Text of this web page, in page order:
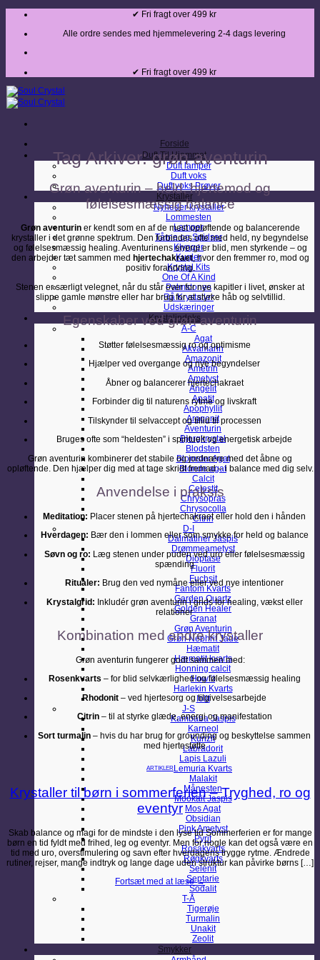
Fortsæt
indhold
✔ Fri fragt over 499 kr
Alle ordre sendes med hjemmelevering 2-4 dags levering
✔ Fri fragt over 499 kr
Forside
Duft Til Hjemmet
Duft lamper
Duft voks
Duft voks Prøver
Krystaller
Nyheder krystaller
Lommesten
Lamper
Tårne og Spidser
Klynger
Kugler
Krystal Kits
One Of A Kind
Palmstones
Rå Krystaller
Udskæringer
Krystalindeks
A-C
Agat
Akvamarin
Amazonit
Ametrin
Ametyst
Angelit
Apatit
Apophyllit
Aragonit
Aventurin
Bjergkrystal
Blodsten
Blomster Agat
Blonde agat
Calcit
Celestit
Chrysopras
Chrysocolla
Citrin
D-I
Dalmatiner Jaspis
Drømmeametyst
Dioptase
Fluorit
Fuchsit
Fantom Kvarts
Garden Quartz
Golden Healer
Granat
Grøn Aventurin
Grøn Nephrit Jade
Hæmatit
Hæmatit kvarts
Honning calcit
Howlit
Harlekin Kvarts
Iolit
J-S
Kambaba Jaspis
Karneol
Kunzit
Labradorit
Lapis Lazuli
Lemuria Kvarts
Malakit
Månesten
Mookait Jaspis
Mos Agat
Obsidian
Pink Ametyst
Pyrit
Rosakvarts
Røgkvarts
Selenit
Septarie
Sodalit
T-Å
Tigerøje
Turmalin
Unakit
Zeolit
Smykker
Tag Arkiver:grøn aventurin
Grøn aventurin – held, hjertemod og
følelsesmæssig balance
Grøn aventuriner kendt som en af de mest opløftende og balancerende
krystaller i det grønne spektrum. Den forbindes ofte med held, ny begyndelse
og følelsesmæssig healing. Aventurinens energi er blid, men styrkende – og
den arbejder tæt sammen med hjertechakraet, hvor den fremmer ro, mod og
positiv forandring.
Stenen er særligt velegnet, når du står over for nye kapitler i livet, ønsker at
slippe gamle mønstre eller har brug for at styrke håb og selvtillid.
Egenskaber ved grøn aventurin
Støtter følelsesmæssig ro og optimisme
Hjælper ved overgange og nye begyndelser
Åbner og balancerer hjertechakraet
Forbinder dig til naturens rytme og livskraft
Tilskynder til selvaccept og tillid til processen
Bruges ofte som “heldesten” i spirituelt og energetisk arbejde
Grøn aventurin kombinerer det stabile og jordnære med det åbne og
opløftende. Den hjælper dig med at tage skridt fremad – i balance med dig selv.
Anvendelse i praksis
Meditation: Placer stenen på hjertechakraet eller hold den i hånden
Hverdagen: Bær den i lommen eller som smykke for held og balance
Søvn og ro: Læg stenen under puden ved uro eller følelsesmæssig
spænding
Ritualer: Brug den ved nymåne eller ved nye intentioner
Krystalgrid: Inkludér grøn aventurin i grids for healing, vækst eller
relationer
Kombination med andre krystaller
Grøn aventurin fungerer godt sammen med:
Rosenkvarts – for blid selvkærlighed og følelsesmæssig healing
Rhodonit – ved hjertesorg og tilgivelsesarbejde
Citrin– til at styrke glæde, energi og manifestation
Sort turmalin – hvis du har brug for grounding og beskyttelse sammen
med hjertestøtte
ARTIKLER
Krystaller til børn i sommerferien – Tryghed, ro og
eventyr
Skab balance og magi for de mindste i den lyse tid Sommerferien er for mange
børn en tid fyldt med frihed, leg og eventyr. Men for nogle kan det også være en
tid med uro, overstimulering og savn efter hverdagens trygge rytme. Ændrede
rutiner, rejser, mange indtryk og lange dage uden struktur kan påvirke børns […]
Fortsæt med at læse→